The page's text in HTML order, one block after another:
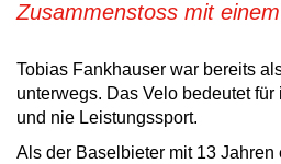
Zusammenstoss mit
Tobias Fankhauser war bereits
unterwegs. Das Velo bedeutet
und nie Leistungssport.
Als der Baselbieter mit 13